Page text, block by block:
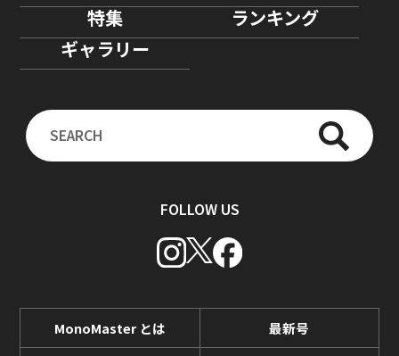
特集
ランキング
ギャラリー
FOLLOW US
MonoMaster とは 最新号